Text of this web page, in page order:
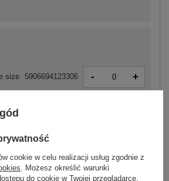
size 5906694123306 - +
SIĘ I ZOBACZ CENĘ
cookie w celu realizacji usług zgodnie z
. Możesz określić warunki
do cookie w Twojej przeglądarce.